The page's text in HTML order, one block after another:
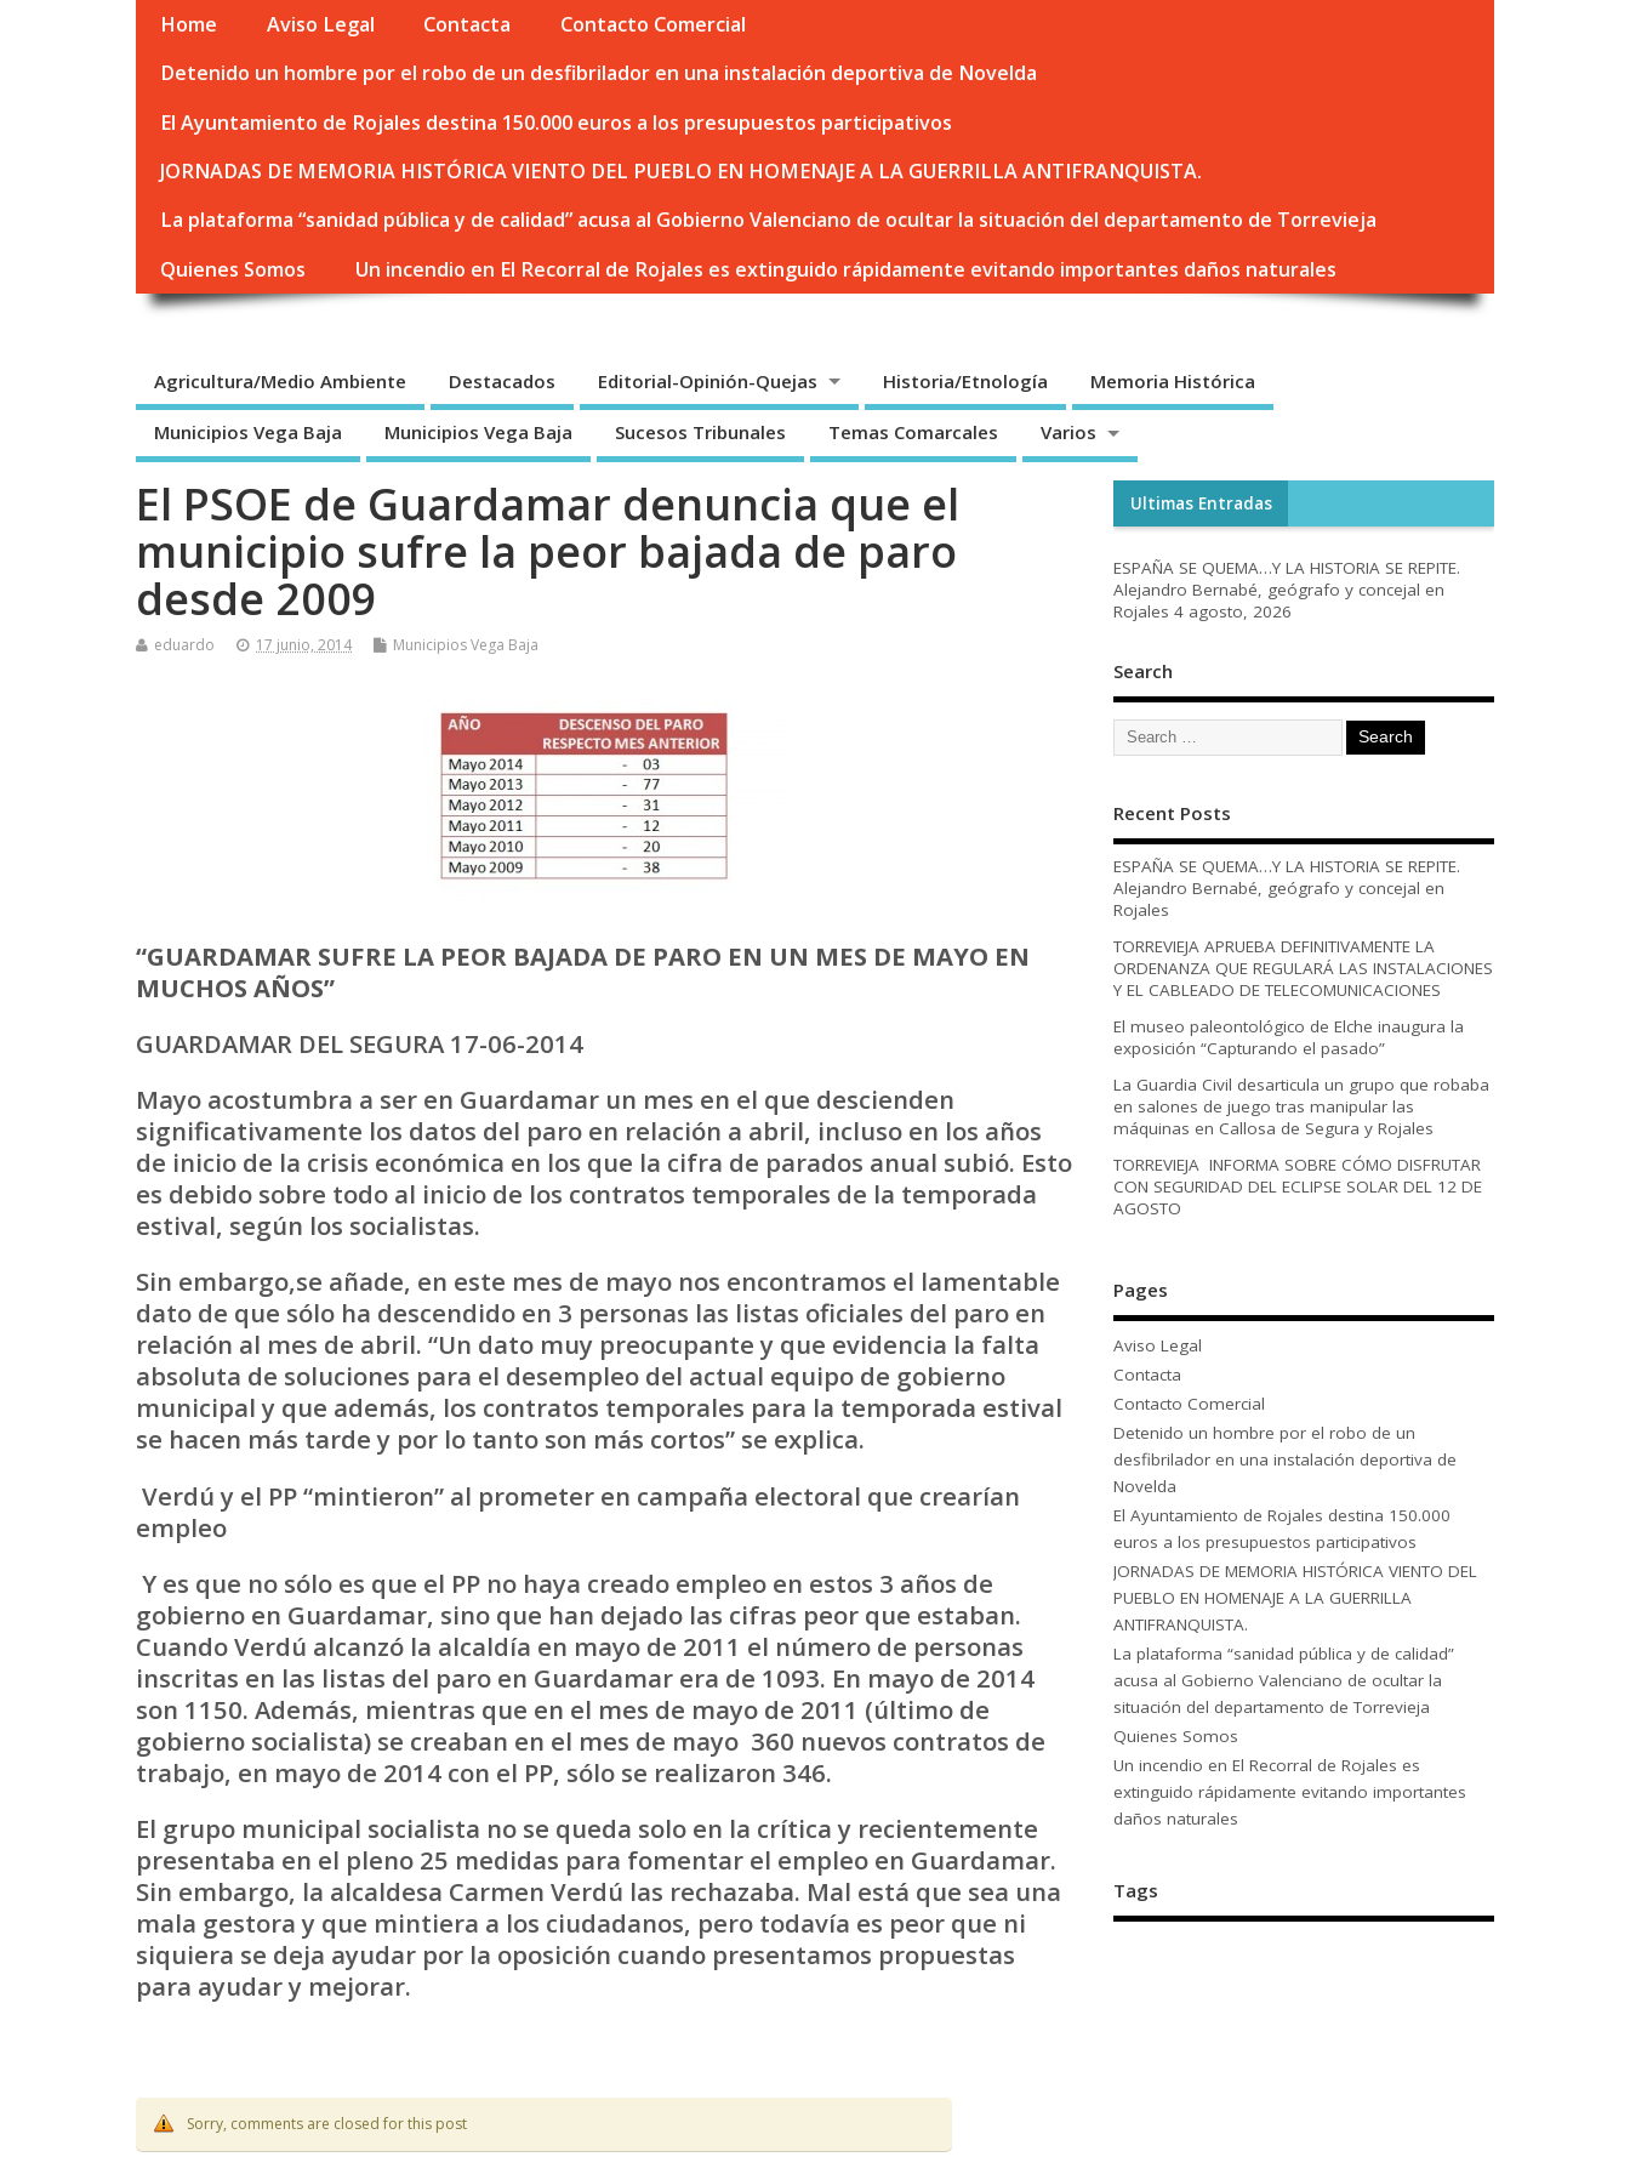
Home Aviso Legal Contacta
Contacto Comercial
Detenido un hombre por el robo de un desfibrilador en una instalación deportiva de Novelda
El Ayuntamiento de Rojales destina 150.000 euros a los presupuestos participativos
JORNADAS DE MEMORIA HISTÓRICA VIENTO DEL PUEBLO EN HOMENAJE A LA GUERRILLA ANTIFRANQUISTA.
La plataforma “sanidad pública y de calidad” acusa al Gobierno Valenciano de ocultar la situación del departamento de Torrevieja
Quienes Somos
Un incendio en El Recorral de Rojales es extinguido rápidamente evitando importantes daños naturales
Agricultura/Medio Ambiente Destacados Editorial-Opinión-Quejas Historia/Etnología Memoria Histórica
Municipios Vega Baja Municipios Vega Baja Sucesos Tribunales Temas Comarcales Varios
El PSOE de Guardamar denuncia que el
municipio sufre la peor bajada de paro
desde 2009
eduardo 17 junio, 2014 Municipios Vega Baja
“GUARDAMAR SUFRE LA PEOR BAJADA DE PARO EN UN MES DE MAYO EN
MUCHOS AÑOS”
GUARDAMAR DEL SEGURA 17-06-2014
Mayo acostumbra a ser en Guardamar un mes en el que descienden
significativamente los datos del paro en relación a abril, incluso en los años
de inicio de la crisis económica en los que la cifra de parados anual subió. Esto
es debido sobre todo al inicio de los contratos temporales de la temporada
estival, según los socialistas.
Sin embargo,se añade, en este mes de mayo nos encontramos el lamentable
dato de que sólo ha descendido en 3 personas las listas oficiales del paro en
relación al mes de abril. “Un dato muy preocupante y que evidencia la falta
absoluta de soluciones para el desempleo del actual equipo de gobierno
municipal y que además, los contratos temporales para la temporada estival
se hacen más tarde y por lo tanto son más cortos” se explica.
Verdú y el PP “mintieron” al prometer en campaña electoral que crearían
empleo
Y es que no sólo es que el PP no haya creado empleo en estos 3 años de
gobierno en Guardamar, sino que han dejado las cifras peor que estaban.
Cuando Verdú alcanzó la alcaldía en mayo de 2011 el número de personas
inscritas en las listas del paro en Guardamar era de 1093. En mayo de 2014
son 1150. Además, mientras que en el mes de mayo de 2011 (último de
gobierno socialista) se creaban en el mes de mayo 360 nuevos contratos de
trabajo, en mayo de 2014 con el PP, sólo se realizaron 346.
El grupo municipal socialista no se queda solo en la crítica y recientemente
presentaba en el pleno 25 medidas para fomentar el empleo en Guardamar.
Sin embargo, la alcaldesa Carmen Verdú las rechazaba. Mal está que sea una
mala gestora y que mintiera a los ciudadanos, pero todavía es peor que ni
siquiera se deja ayudar por la oposición cuando presentamos propuestas
para ayudar y mejorar.
Sorry, comments are closed for this post
Ultimas Entradas
ESPAÑA SE QUEMA…Y LA HISTORIA SE REPITE.
Alejandro Bernabé, geógrafo y concejal en
Rojales 4 agosto, 2026
Search
Recent Posts
ESPAÑA SE QUEMA…Y LA HISTORIA SE REPITE.
Alejandro Bernabé, geógrafo y concejal en
Rojales
TORREVIEJA APRUEBA DEFINITIVAMENTE LA
ORDENANZA QUE REGULARÁ LAS INSTALACIONES
Y EL CABLEADO DE TELECOMUNICACIONES
El museo paleontológico de Elche inaugura la
exposición “Capturando el pasado”
La Guardia Civil desarticula un grupo que robaba
en salones de juego tras manipular las
máquinas en Callosa de Segura y Rojales
TORREVIEJA INFORMA SOBRE CÓMO DISFRUTAR
CON SEGURIDAD DEL ECLIPSE SOLAR DEL 12 DE
AGOSTO
Pages
Aviso Legal
Contacta
Contacto Comercial
Detenido un hombre por el robo de un
desfibrilador en una instalación deportiva de
Novelda
El Ayuntamiento de Rojales destina 150.000
euros a los presupuestos participativos
JORNADAS DE MEMORIA HISTÓRICA VIENTO DEL
PUEBLO EN HOMENAJE A LA GUERRILLA
ANTIFRANQUISTA.
La plataforma “sanidad pública y de calidad”
acusa al Gobierno Valenciano de ocultar la
situación del departamento de Torrevieja
Quienes Somos
Un incendio en El Recorral de Rojales es
extinguido rápidamente evitando importantes
daños naturales
Tags